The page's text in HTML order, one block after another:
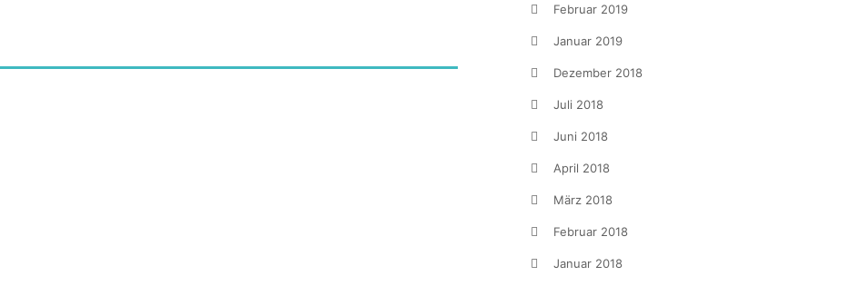
Februar 2019
Januar 2019
Dezember 2018
Juli 2018
Juni 2018
April 2018
März 2018
Februar 2018
Januar 2018